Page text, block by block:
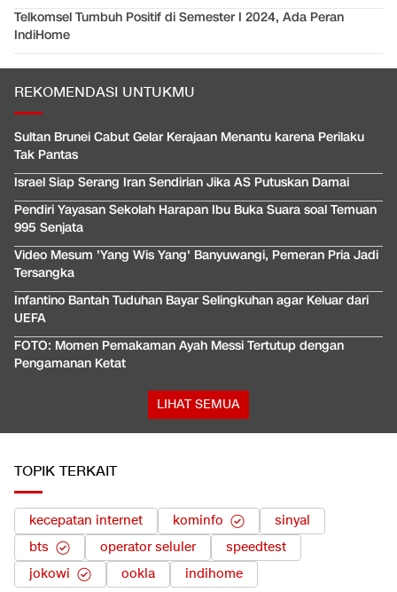
Telkomsel Tumbuh Positif di Semester I 2024, Ada Peran
IndiHome
REKOMENDASI UNTUKMU
Sultan Brunei Cabut Gelar Kerajaan Menantu karena Perilaku
Tak Pantas
Israel Siap Serang Iran Sendirian Jika AS Putuskan Damai
Pendiri Yayasan Sekolah Harapan Ibu Buka Suara soal Temuan
995 Senjata
Video Mesum 'Yang Wis Yang' Banyuwangi, Pemeran Pria Jadi
Tersangka
Infantino Bantah Tuduhan Bayar Selingkuhan agar Keluar dari
UEFA
FOTO: Momen Pemakaman Ayah Messi Tertutup dengan
Pengamanan Ketat
LIHAT SEMUA
TOPIK TERKAIT
kecepatan internet kominfo
sinyal
bts
operator seluler
speedtest
jokowi
ookla indihome